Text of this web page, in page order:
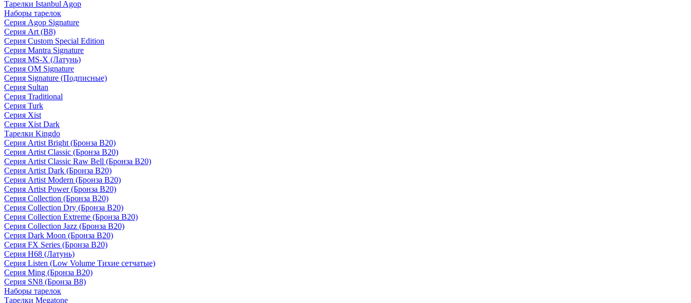
Тарелки Istanbul Agop
Наборы тарелок
Серия Agop Signature
Серия Art (B8)
Серия Custom Special Edition
Серия Mantra Signature
Серия MS-X (Латунь)
Серия OM Signature
Серия Signature (Подписные)
Серия Sultan
Серия Traditional
Серия Turk
Серия Xist
Серия Xist Dark
Тарелки Kingdo
Серия Artist Bright (Бронза B20)
Серия Artist Classic (Бронза B20)
Серия Artist Classic Raw Bell (Бронза B20)
Серия Artist Dark (Бронза B20)
Серия Artist Modern (Бронза B20)
Серия Artist Power (Бронза B20)
Серия Collection (Бронза B20)
Серия Collection Dry (Бронза B20)
Серия Collection Extreme (Бронза B20)
Серия Collection Jazz (Бронза B20)
Серия Dark Moon (Бронза B20)
Серия FX Series (Бронза B20)
Серия H68 (Латунь)
Серия Listen (Low Volume Тихие сетчатые)
Серия Ming (Бронза B20)
Серия SN8 (Бронза B8)
Наборы тарелок
Тарелки Megatone